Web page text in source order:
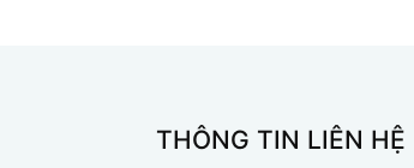
THÔNG TIN LIÊN HỆ